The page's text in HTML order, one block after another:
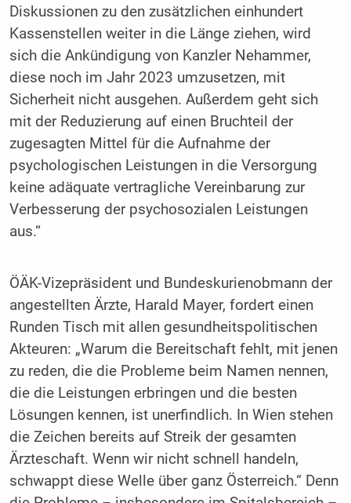
Diskussionen zu den zusätzlichen einhundert
Kassenstellen weiter in die Länge ziehen, wird
sich die Ankündigung von Kanzler Nehammer,
diese noch im Jahr 2023 umzusetzen, mit
Sicherheit nicht ausgehen. Außerdem geht sich
mit der Reduzierung auf einen Bruchteil der
zugesagten Mittel für die Aufnahme der
psychologischen Leistungen in die Versorgung
keine adäquate vertragliche Vereinbarung zur
Verbesserung der psychosozialen Leistungen
aus.“
ÖÄK-Vizepräsident und Bundeskurienobmann der
angestellten Ärzte, Harald Mayer, fordert einen
Runden Tisch mit allen gesundheitspolitischen
Akteuren: „Warum die Bereitschaft fehlt, mit jenen
zu reden, die die Probleme beim Namen nennen,
die die Leistungen erbringen und die besten
Lösungen kennen, ist unerfindlich. In Wien stehen
die Zeichen bereits auf Streik der gesamten
Ärzteschaft. Wenn wir nicht schnell handeln,
schwappt diese Welle über ganz Österreich.“ Denn